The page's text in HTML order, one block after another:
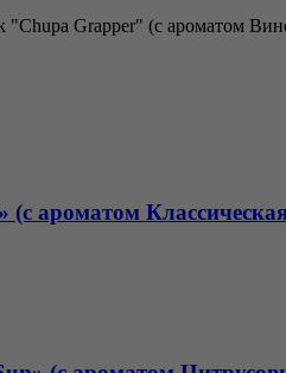
"Chupa Grapper" (с ароматом
ароматом